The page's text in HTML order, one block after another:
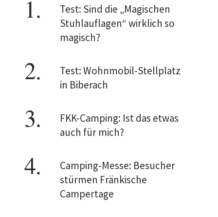
Test: Sind die „Magischen
Stuhlauflagen“ wirklich so
magisch?
Test: Wohnmobil-Stellplatz
in Biberach
FKK-Camping: Ist das etwas
auch für mich?
Camping-Messe: Besucher
stürmen Fränkische
Campertage